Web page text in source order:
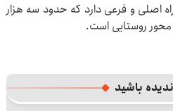
و ۴۰۰ کیلومتر راه اصلی و فرعی دارد که حدود سه هزار
محور روستایی است.
باشید